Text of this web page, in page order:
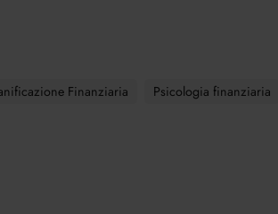
Finanziaria Psicologia finanziaria